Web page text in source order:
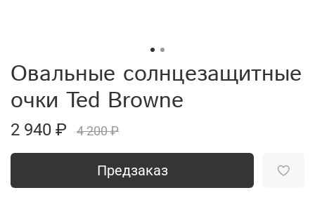
Овальные солнцезащитные
очки Ted Browne
2 940 ₽ 4 200 ₽
Предзаказ